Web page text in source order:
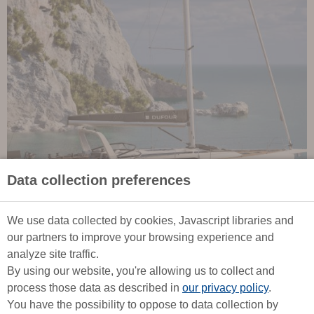
Data collection preferences
We use data collected by cookies, Javascript libraries and
our partners to improve your browsing experience and
analyze site traffic.
By using our website, you're allowing us to collect and
process those data as described in our privacy policy.
You have the possibility to oppose to data collection by